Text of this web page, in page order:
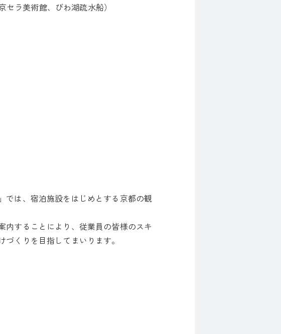
セラ美術館、びわ湖疏水船）
では、宿泊施設をはじめとする京都の観
内することにより、従業員の皆様のスキ
くりを目指してまいります。